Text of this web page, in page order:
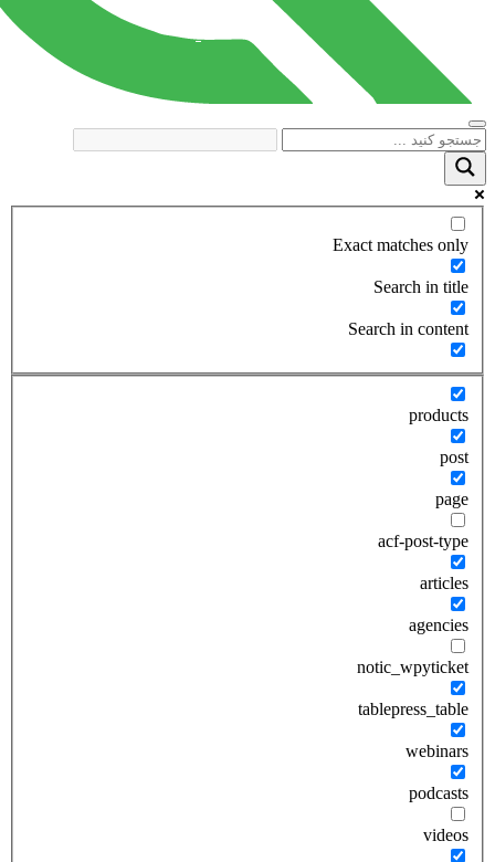
Exact matches only
Search in title
Search in content
products
post
page
acf-post-type
articles
agencies
notic_wpyticket
tablepress_table
webinars
podcasts
videos